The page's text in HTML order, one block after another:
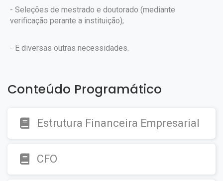
- Seleções de mestrado e doutorado (mediante
verificação perante a instituição);
- E diversas outras necessidades.
Conteúdo Programático
Estrutura Financeira Empresarial
CFO